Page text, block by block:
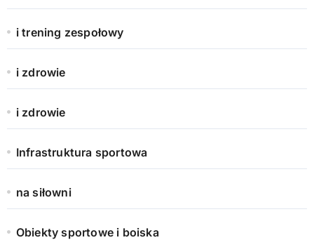
i trening zespołowy
i zdrowie
i zdrowie
Infrastruktura sportowa
na siłowni
Obiekty sportowe i boiska